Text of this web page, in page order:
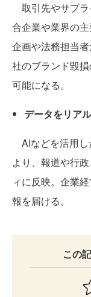
取引先やサプ
合企業や業界の
企画や法務担当
社のブランド毀
可能になる。
データをリア
AIなどを活用し
より、報道や行
ィに反映。企業
報を届ける。
この